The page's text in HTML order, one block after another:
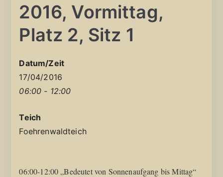
2016, Vormittag,
Platz 2, Sitz 1
Datum/Zeit
17/04/2016
06:00 - 12:00
Teich
Foehrenwaldteich
06:00-12:00 „Bedeutet von Sonnenaufgang bis Mittag“